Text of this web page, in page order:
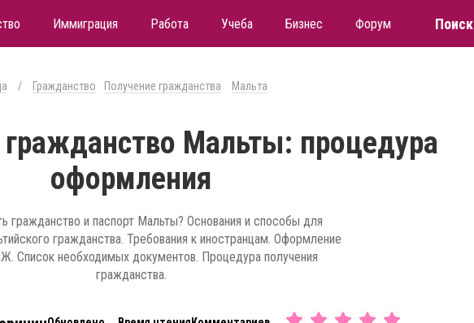
Иммиграция Работа Учеба Бизнес Форум Поиск
/ Гражданство Получение гражданства Мальта
гражданство Мальты: процедура
оформления
гражданство и паспорт Мальты? Основания и способы для
гражданства. Требования к иностранцам. Оформление
Список необходимых документов. Процедура получения
гражданства.